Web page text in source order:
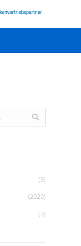
(3)
(2029)
(3)